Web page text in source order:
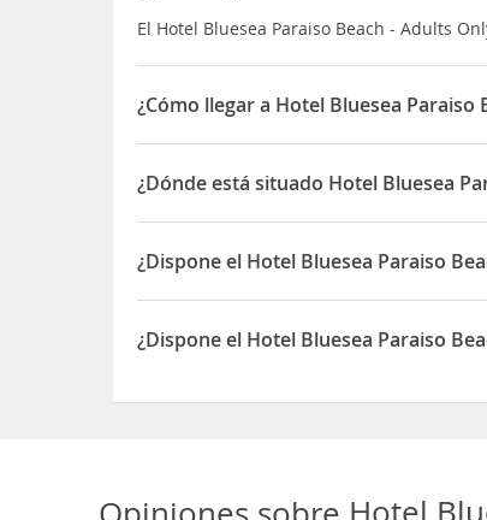
El Hotel Bluesea Paraiso Beach - Adults
¿Cómo llegar a Hotel Bluesea Paraiso
Este acogedor hotel cuenta con una
bares y, a 100 m, la playa.
A poca distancia está el conocido
¿Dónde está situado Hotel Bluesea
El Hotel Bluesea Paraiso Beach - Adults
¿Dispone el Hotel Bluesea Paraiso
Sí, el Hotel Bluesea Paraiso Beach -
¿Dispone el Hotel Bluesea Paraiso